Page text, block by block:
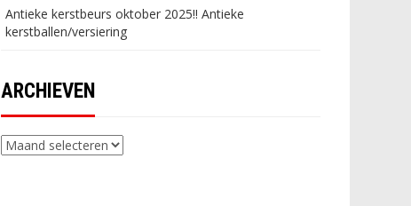
Antieke kerstbeurs oktober 2025!! Antieke
kerstballen/versiering
ARCHIEVEN
Archieven